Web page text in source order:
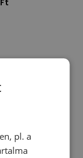
fejlesztésén
közé
pl. a